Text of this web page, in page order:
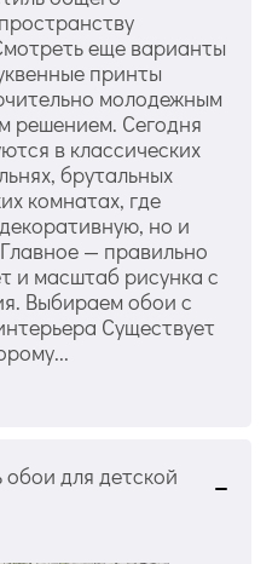
еще варианты
принты
молодежным
решением. Сегодня
в классических
брутальных
комнатах, где
но и
— правильно
и масштаб рисунка с
Выбираем обои с
Существует
для детской